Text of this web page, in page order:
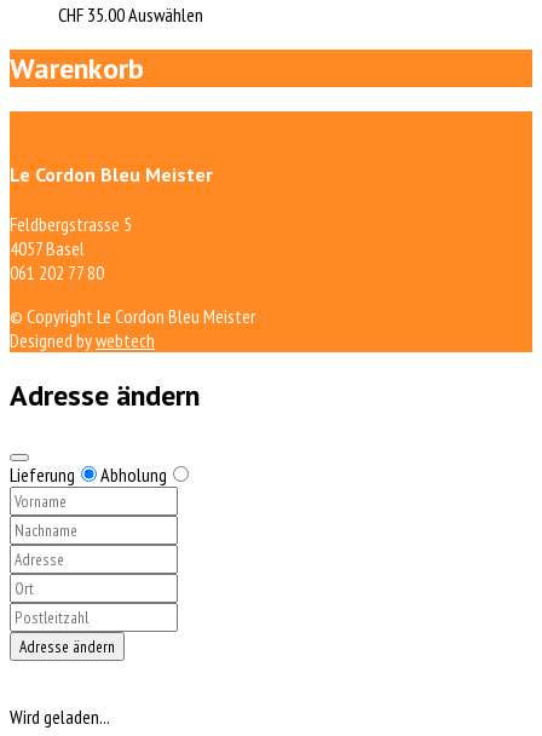
CHF 35.00Auswählen
Warenkorb
Le Cordon Bleu Meister
Feldbergstrasse 5
4057 Basel
061 202 77 80
© Copyright Le Cordon Bleu Meister
Designed bywebtech
Adresse ändern
Lieferung Abholung
Adresse ändern
Wird geladen...